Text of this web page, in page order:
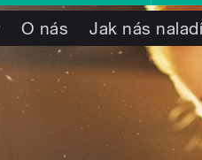
O nás Jak nás